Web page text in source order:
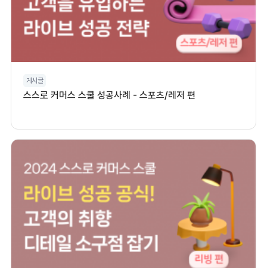
게시글
스스로 커머스 스쿨 성공사례 - 스포츠/레저 편